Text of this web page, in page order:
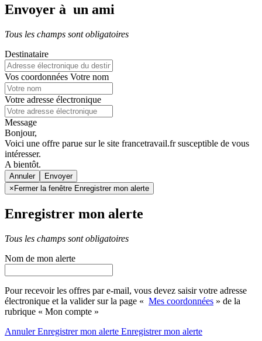
Envoyer à un ami
Tous les champs sont obligatoires
Destinataire
Vos coordonnées Votre nom
Votre adresse électronique
Message
Bonjour,
Voici une offre parue sur le site francetravail.fr susceptible de vous
intéresser.
A bientôt.
Annuler
× Fermer la fenêtre Enregistrer mon alerte
Enregistrer mon alerte
Tous les champs sont obligatoires
Nom de mon alerte
Pour recevoir les offres par e-mail, vous devez saisir votre adresse
électronique et la valider sur la page « Mes coordonnées » de la
rubrique « Mon compte »
AnnulerEnregistrer mon alerte Enregistrermon alerte